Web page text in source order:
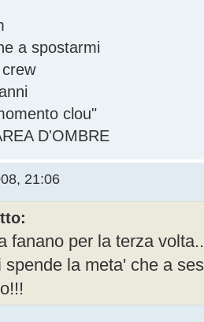
a spostarmi
clou"
D'OMBRE
21:06
fanano per la terza
spende la meta' che a